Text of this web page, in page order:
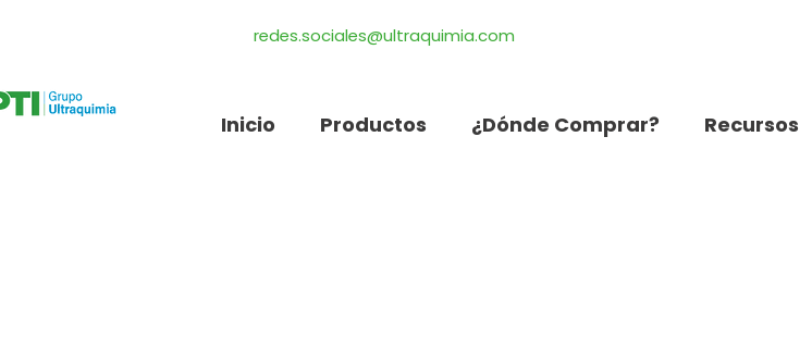
redes.sociales@ultraquimia.com
Inicio Productos ¿Dónde Comprar? Recursos